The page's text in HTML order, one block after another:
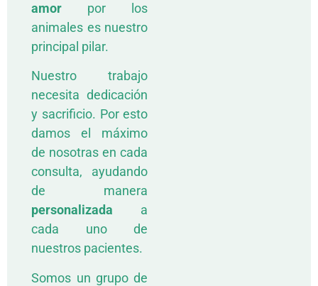
amor por los
animales es nuestro
principal pilar.
Nuestro trabajo
necesita dedicación
y sacrificio. Por esto
damos el máximo
de nosotras en cada
consulta, ayudando
de manera
personalizada a
cada uno de
nuestros pacientes.
Somos un grupo de